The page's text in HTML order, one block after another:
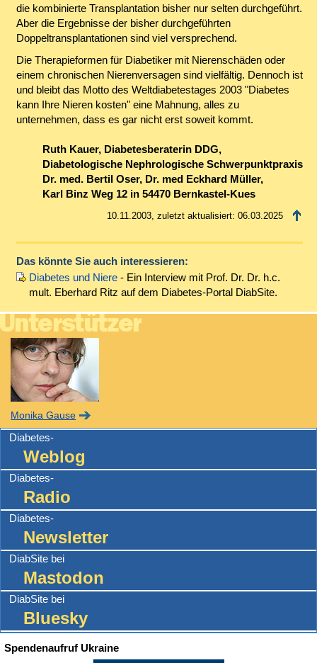
die kombinierte Transplantation bisher nur selten durchgeführt.
Aber die Ergebnisse der bisher durchgeführten
Doppeltransplantationen sind viel versprechend.
Die Therapieformen für Diabetiker mit Nierenschäden oder
einem chronischen Nierenversagen sind vielfältig. Dennoch ist
und bleibt das Motto des Weltdiabetestages 2003 "Diabetes
kann Ihre Nieren kosten" eine Mahnung, alles zu
unternehmen, dass es gar nicht erst soweit kommt.
Ruth Kauer, Diabetesberaterin DDG,
Diabetologische Nephrologische Schwerpunktpraxis
Dr. med. Bertil Oser, Dr. med Eckhard Müller,
Karl Binz Weg 12 in 54470 Bernkastel-Kues
10.11.2003, zuletzt aktualisiert: 06.03.2025
Das könnte Sie auch interessieren:
Diabetes und Niere- Ein Interview mit Prof. Dr. Dr. h.c.
mult. Eberhard Ritz auf dem Diabetes-Portal DiabSite.
Monika Gause
Diabetes-
Weblog
Diabetes-
Radio
Diabetes-
Newsletter
DiabSite bei
Mastodon
DiabSite bei
Bluesky
Spendenaufruf Ukraine